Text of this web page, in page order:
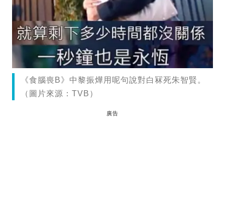
《食腦喪B》中黎振燁用呢句說對白冧死朱智賢。
（圖片來源：TVB）
廣告